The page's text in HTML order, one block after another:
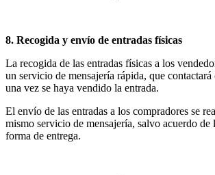
8. Recogida y envío de entradas físicas
La recogida de las entradas físicas a los
un servicio de mensajería rápida, que
una vez se haya vendido la entrada.
El envío de las entradas a los compradores se
mismo servicio de mensajería, salvo acuerdo de
forma de entrega.